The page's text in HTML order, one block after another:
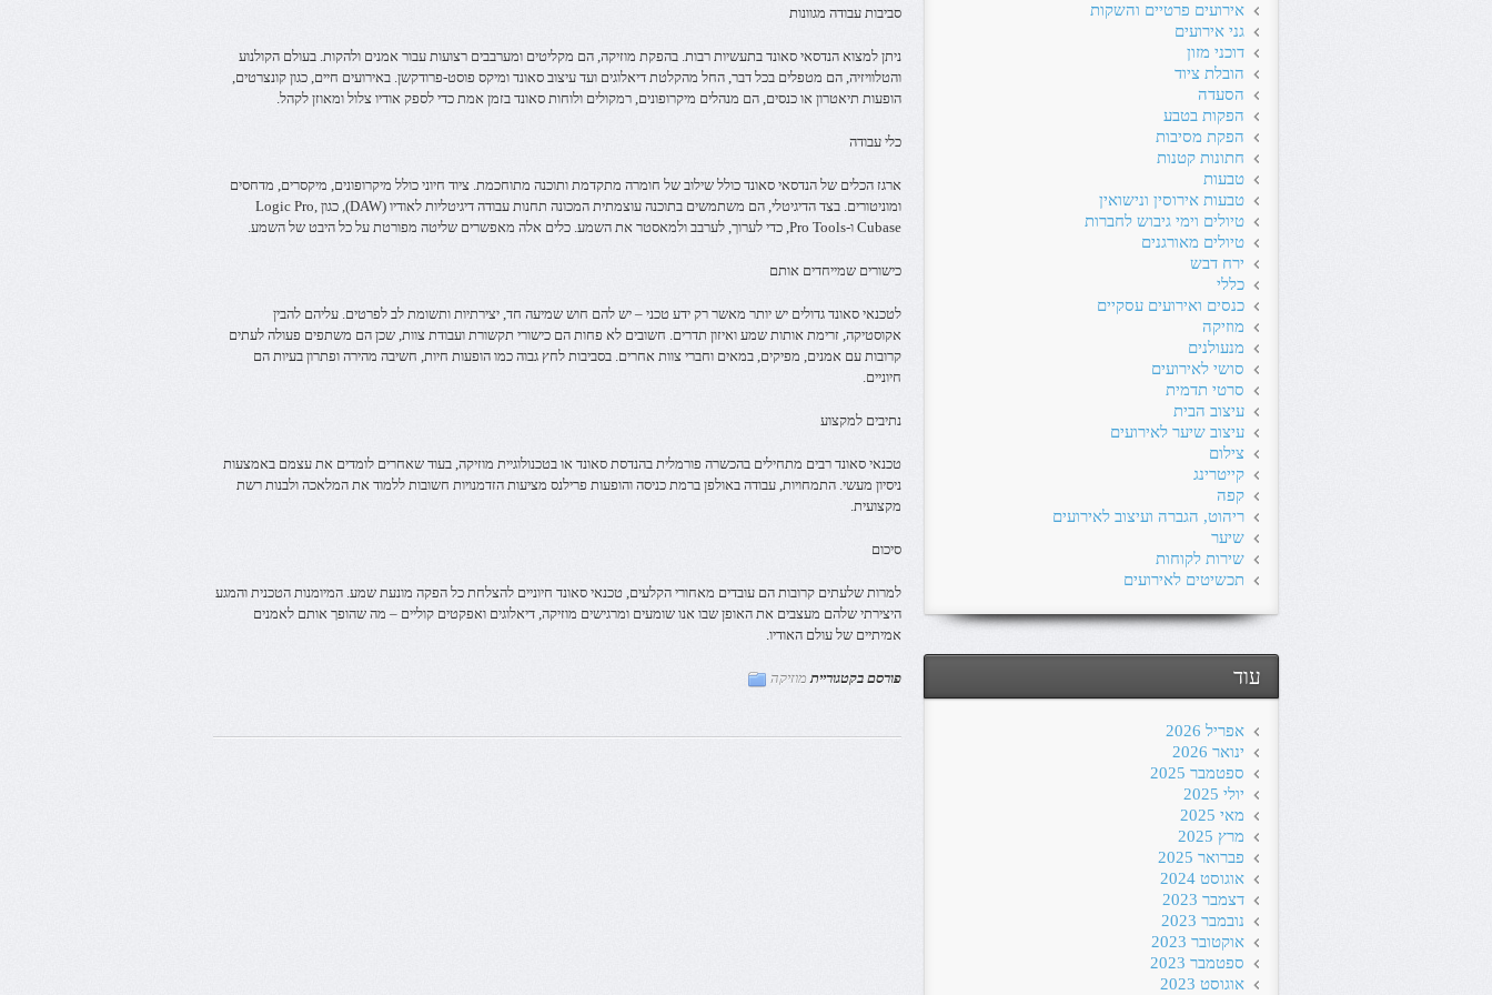
סביבות עבודה מגוונות
ניתן למצוא הנדסאי סאונד בתעשיות רבות. בהפקת מוזיקה, הם מקליטים ומערבבים רצועות עבור אמנים ולהקות. בעולם הקולנוע
והטלוויזיה, הם מטפלים בכל דבר, החל מהקלטת דיאלוגים ועד עיצוב סאונד ומיקס פוסט-פרודקשן. באירועים חיים, כגון קונצרטים,
הופעות תיאטרון או כנסים, הם מנהלים מיקרופונים, רמקולים ולוחות סאונד בזמן אמת כדי לספק אודיו צלול ומאוזן לקהל.
כלי עבודה
ארגז הכלים של הנדסאי סאונד כולל שילוב של חומרה מתקדמת ותוכנה מתוחכמת. ציוד חיוני כולל מיקרופונים, מיקסרים, מדחסים
ומוניטורים. בצד הדיגיטלי, הם משתמשים בתוכנה עוצמתית המכונה תחנות עבודה דיגיטליות לאודיו (DAW), כגון Logic Pro,
Cubase ו-Pro Tools, כדי לערוך, לערבב ולמאסטר את השמע. כלים אלה מאפשרים שליטה מפורטת על כל היבט של השמע.
כישורים שמייחדים אותם
לטכנאי סאונד גדולים יש יותר מאשר רק ידע טכני – יש להם חוש שמיעה חד, יצירתיות ותשומת לב לפרטים. עליהם להבין
אקוסטיקה, זרימת אותות שמע ואיזון תדרים. חשובים לא פחות הם כישורי תקשורת ועבודת צוות, שכן הם משתפים פעולה לעתים
קרובות עם אמנים, מפיקים, במאים וחברי צוות אחרים. בסביבות לחץ גבוה כמו הופעות חיות, חשיבה מהירה ופתרון בעיות הם
חיוניים.
נתיבים למקצוע
טכנאי סאונד רבים מתחילים בהכשרה פורמלית בהנדסת סאונד או בטכנולוגיית מוזיקה, בעוד שאחרים לומדים את עצמם באמצעות
ניסיון מעשי. התמחויות, עבודה באולפן ברמת כניסה והופעות פרילנס מציעות הזדמנויות חשובות ללמוד את המלאכה ולבנות רשת
מקצועית.
סיכום
למרות שלעתים קרובות הם עובדים מאחורי הקלעים, טכנאי סאונד חיוניים להצלחת כל הפקה מונעת שמע. המיומנות הטכנית והמגע
היצירתי שלהם מעצבים את האופן שבו אנו שומעים ומרגישים מוזיקה, דיאלוגים ואפקטים קוליים – מה שהופך אותם לאמנים
אמיתיים של עולם האודיו.
פורסם בקטגוריית מוזיקה
אירועים פרטיים והשקות
גני אירועים
דוכני מזון
הובלת ציוד
הסעדה
הפקות בטבע
הפקת מסיבות
חתונות קטנות
טבעות
טבעות אירוסין ונישואין
טיולים וימי גיבוש לחברות
טיולים מאורגנים
ירח דבש
כללי
כנסים ואירועים עסקיים
מוזיקה
מנעולנים
סושי לאירועים
סרטי תדמית
עיצוב הבית
עיצוב שיער לאירועים
צילום
קייטרינג
קפה
ריהוט, הגברה ועיצוב לאירועים
שיער
שירות לקוחות
תכשיטים לאירועים
עוד
אפריל 2026
ינואר 2026
ספטמבר 2025
יולי 2025
מאי 2025
מרץ 2025
פברואר 2025
אוגוסט 2024
דצמבר 2023
נובמבר 2023
אוקטובר 2023
ספטמבר 2023
אוגוסט 2023